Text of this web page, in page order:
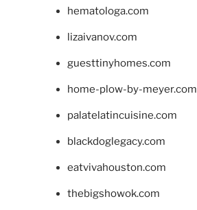
hematologa.com
lizaivanov.com
guesttinyhomes.com
home-plow-by-meyer.com
palatelatincuisine.com
blackdoglegacy.com
eatvivahouston.com
thebigshowok.com